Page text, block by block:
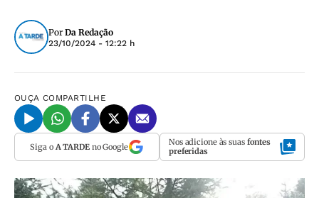
Por Da Redação
23/10/2024 - 12:22 h
OUÇA COMPARTILHE
Siga o A TARDEno Google Nos adicione às suas fontes
preferidas